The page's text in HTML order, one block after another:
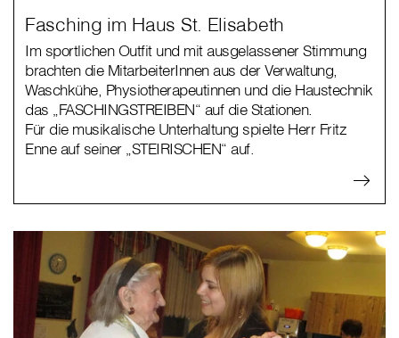
Fasching im Haus St. Elisabeth
Im sportlichen Outfit und mit ausgelassener Stimmung
brachten die MitarbeiterInnen aus der Verwaltung,
Waschkühe, Physiotherapeutinnen und die Haustechnik
das „FASCHINGSTREIBEN“ auf die Stationen.
Für die musikalische Unterhaltung spielte Herr Fritz
Enne auf seiner „STEIRISCHEN“ auf.